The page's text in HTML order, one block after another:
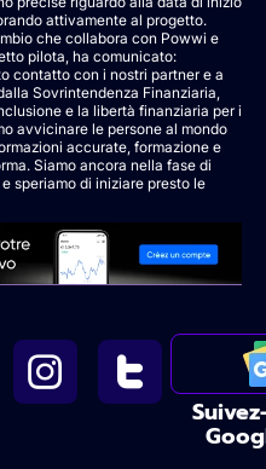
attivamente al progetto.
che collabora con Powwi e
pilota, ha comunicato:
contatto con i nostri partner e a
Sovrintendenza Finanziaria,
e la libertà finanziaria per i
avvicinare le persone al mondo
accurate, formazione e
Siamo ancora nella fase di
speriamo di iniziare presto le